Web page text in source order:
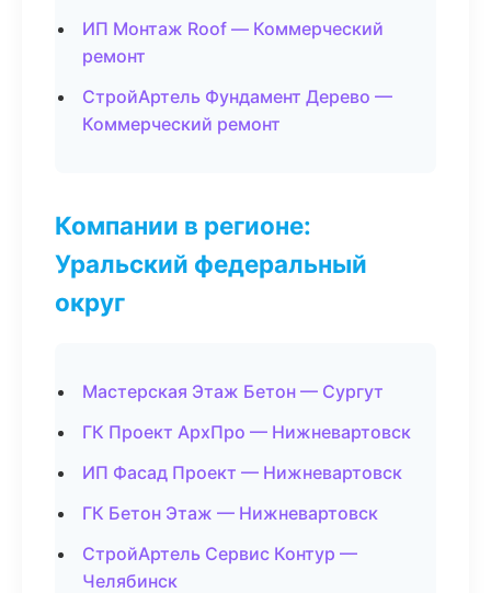
ИП Монтаж Roof — Коммерческий
ремонт
СтройАртель Фундамент Дерево —
Коммерческий ремонт
Компании в регионе:
Уральский федеральный
округ
Мастерская Этаж Бетон — Сургут
ГК Проект АрхПро — Нижневартовск
ИП Фасад Проект — Нижневартовск
ГК Бетон Этаж — Нижневартовск
СтройАртель Сервис Контур —
Челябинск